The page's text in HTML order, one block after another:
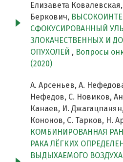
Елизавета
Беркович,
СФОКУСИРОВАННЫЙ
ЗЛОКАЧЕСТВЕННЫХ И
ОПУХОЛЕЙ , Вопросы
(2020)
А. Арсеньев, А.
Нефедов, C. Новиков,
Канаев, И.
Кононов, С. Тарков, Н.
КОМБИНИРОВАННАЯ
РАКА ЛЁГКИХ
ВЫДЫХАЕМОГО